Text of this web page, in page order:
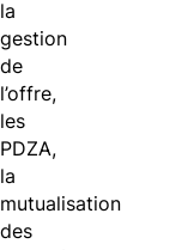
la
gestion
de
l’offre,
les
PDZA,
la
mutualisation
des